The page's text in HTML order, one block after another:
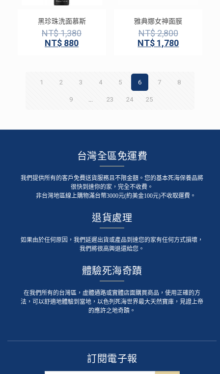
黑珍珠洗面慕斯
NT$1,380
NT$ 880
雅典娜女神面膜
NT$2,800
NT$ 1,780
1 2 3 4 5 6 7 8
9 ... 23 24 25
台灣全區免運費
我們提供所有的客戶免費送貨服務且不限金額。您的基本死海保養品將
很快到達你的家，完全不收費。
非台灣地區線上購物滿台幣3000元(約美金100元)不收取運費。
退貨處理
如果由於任何原因，我們延遲出貨或產品到達您的家有任何方式損壞，
我們將很高興退還給您。
體驗死海奇蹟
在我們所有的台灣區，虛體通路或實體店面購買商品，使用正確的方
法，可以舒適地體驗到當地，以色列死海世界最大天然寶庫，見證上帝
的應許之地奇蹟。
訂閱電子報